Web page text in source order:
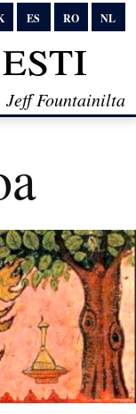
ES RO NL
Jeff Fountainilta